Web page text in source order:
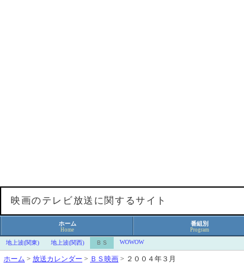
映画のテレビ放送に関するサイト
ホーム
Home
番組別
Program
地上波(関東) 地上波(関西) ＢＳ WOWOW
ホーム > 放送カレンダー > ＢＳ映画 > ２００４年３月